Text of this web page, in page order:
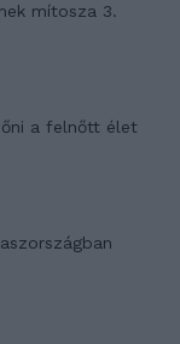
mítosza 3.
a felnőtt élet